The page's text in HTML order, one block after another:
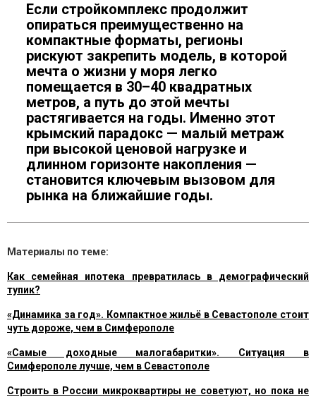
Если стройкомплекс продолжит
опираться преимущественно на
компактные форматы, регионы
рискуют закрепить модель, в которой
мечта о жизни у моря легко
помещается в 30–40 квадратных
метров, а путь до этой мечты
растягивается на годы. Именно этот
крымский парадокс — малый метраж
при высокой ценовой нагрузке и
длинном горизонте накопления —
становится ключевым вызовом для
рынка на ближайшие годы.
Материалы по теме:
Как семейная ипотека превратилась в демографический
тупик?
«Динамика за год». Компактное жильё в Севастополе стоит
чуть дороже, чем в Симферополе
«Самые доходные малогабаритки». Ситуация в
Симферополе лучше, чем в Севастополе
Строить в России микроквартиры не советуют, но пока не